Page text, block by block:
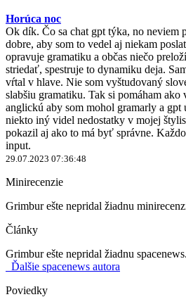
Horúca noc
Ok dík. Čo sa chat gpt týka, no neviem
dobre, aby som to vedel aj niekam
opravuje gramatiku a občas niečo
striedať, spestruje to dynamiku deja.
vŕtal v hlave. Nie som vyštudovaný
slabšiu gramatiku. Tak si pomáham ako
anglickú aby som mohol gramarly a
niekto iný videl nedostatky v mojej
pokazil aj ako to má byť správne.
input.
29.07.2023 07:36:48
Minirecenzie
Grimbur ešte nepridal žiadnu
Články
Grimbur ešte nepridal žiadnu spacenews.
Ďalšie spacenews autora
Poviedky